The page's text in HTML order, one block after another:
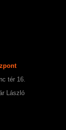
tér 16.
László